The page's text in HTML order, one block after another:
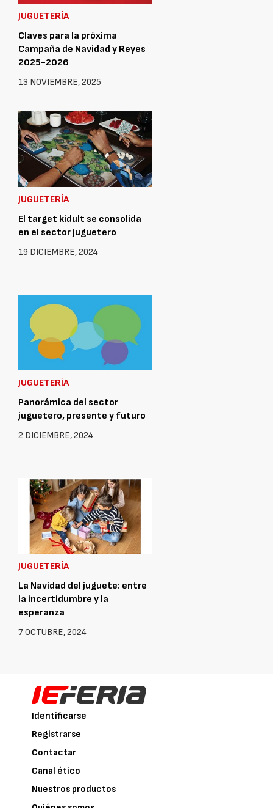
JUGUETERÍA
Claves para la próxima
Campaña de Navidad y Reyes
2025-2026
13 NOVIEMBRE, 2025
JUGUETERÍA
El target kidult se consolida
en el sector juguetero
19 DICIEMBRE, 2024
JUGUETERÍA
Panorámica del sector
juguetero, presente y futuro
2 DICIEMBRE, 2024
JUGUETERÍA
La Navidad del juguete: entre
la incertidumbre y la
esperanza
7 OCTUBRE, 2024
Identificarse
Registrarse
Contactar
Canal ético
Nuestros productos